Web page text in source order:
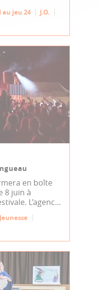
au jeu 24
J.O.
en boîte
8 juin à
L’agenc...
Jeunesse